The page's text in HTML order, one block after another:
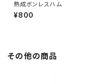
熟成ボンレスハム
¥800
その他の商品